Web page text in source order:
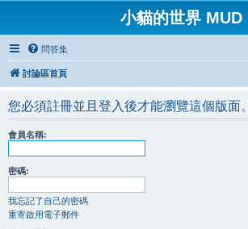
小貓的世界 MUD
問答集
討論區首頁
您必須註冊並且登入後才能瀏覽這個版面。
會員名稱:
密碼:
我忘記了自己的密碼
重寄啟用電子郵件